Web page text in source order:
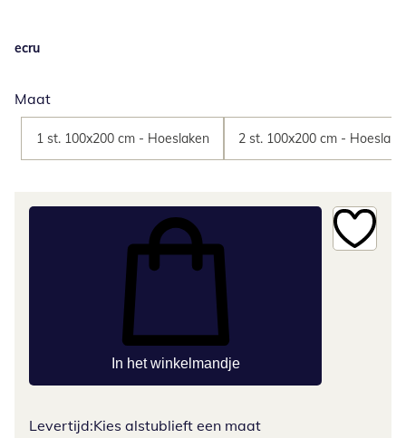
ecru
Maat
1 st. 100x200 cm - Hoeslaken 2 st. 100x200 cm -
In het winkelmandje
Levertijd:Kies alstublieft een maat